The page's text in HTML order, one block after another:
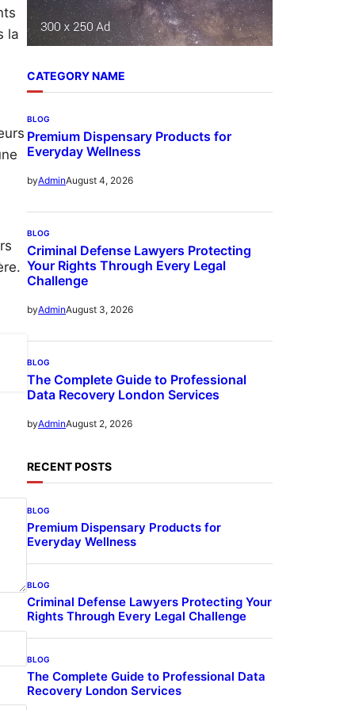
la
CATEGORY NAME
BLOG
Premium Dispensary Products for
Everyday Wellness
byAdminAugust 4, 2026
BLOG
Criminal Defense Lawyers Protecting
Your Rights Through Every Legal
Challenge
byAdminAugust 3, 2026
BLOG
The Complete Guide to Professional
Data Recovery London Services
byAdminAugust 2, 2026
RECENT POSTS
BLOG
Premium Dispensary Products for
Everyday Wellness
BLOG
Criminal Defense Lawyers Protecting Your
Rights Through Every Legal Challenge
BLOG
The Complete Guide to Professional Data
Recovery London Services